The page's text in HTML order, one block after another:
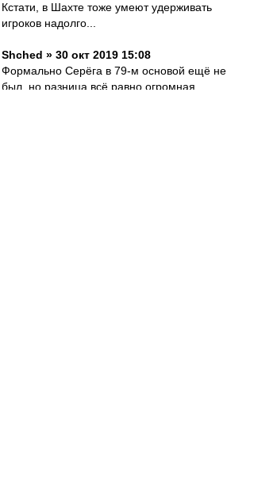
Кстати, в Шахте тоже умеют удерживать
игроков надолго...
Shched » 30 окт 2019 15:08
Формально Серёга в 79-м основой ещё не
был, но разница всё равно огромная...